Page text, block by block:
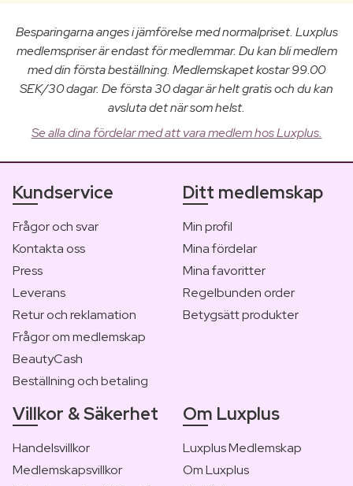
Besparingarna anges i jämförelse med normalpriset. Luxplus
medlemspriser är endast för medlemmar. Du kan bli medlem
med din första beställning. Medlemskapet kostar 99.00
SEK/30 dagar. De första 30 dagar är helt gratis och du kan
avsluta det när som helst.
Se alla dina fördelar med att vara medlem hos Luxplus.
Kundservice
Frågor och svar
Kontakta oss
Press
Leverans
Retur och reklamation
Frågor om medlemskap
BeautyCash
Beställning och betaling
Ditt medlemskap
Min profil
Mina fördelar
Mina favoritter
Regelbunden order
Betygsätt produkter
Villkor & Säkerhet
Handelsvillkor
Medlemskapsvillkor
Om Luxplus
Luxplus Medlemskap
Om Luxplus